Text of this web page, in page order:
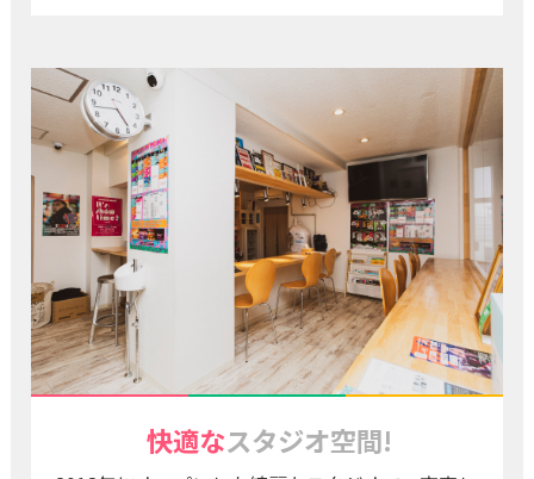
快適なスタジオ空間!